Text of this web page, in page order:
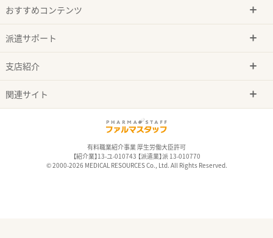
おすすめコンテンツ
派遣サポート
支店紹介
関連サイト
有料職業紹介事業 厚生労働大臣許可
【紹介業】13-ユ-010743 【派遣業】派 13-010770
© 2000-2026 MEDICAL RESOURCES Co., Ltd. All Rights Reserved.